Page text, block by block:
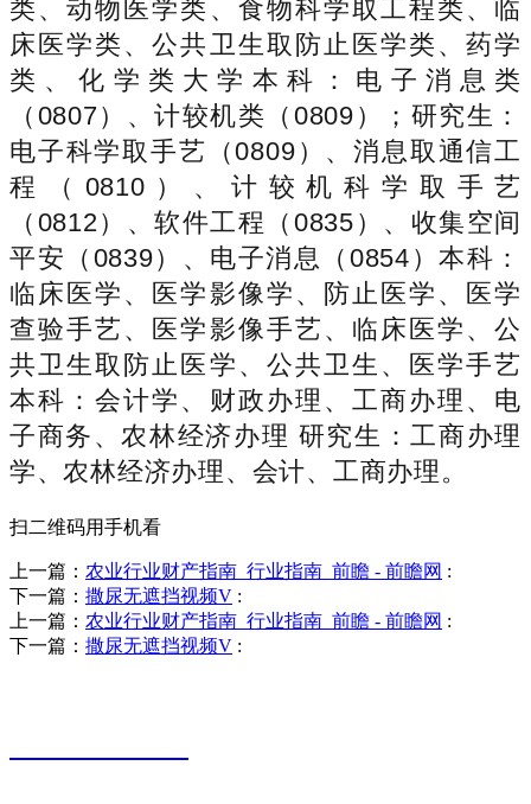
类、动物医学类、食物科学取工程类、临
床医学类、公共卫生取防止医学类、药学
类、化学类大学本科：电子消息类
（0807）、计较机类（0809）；研究生：
电子科学取手艺（0809）、消息取通信工
程（0810）、计较机科学取手艺
（0812）、软件工程（0835）、收集空间
平安（0839）、电子消息（0854）本科：
临床医学、医学影像学、防止医学、医学
查验手艺、医学影像手艺、临床医学、公
共卫生取防止医学、公共卫生、医学手艺
本科：会计学、财政办理、工商办理、电
子商务、农林经济办理 研究生：工商办理
学、农林经济办理、会计、工商办理。
扫二维码用手机看
上一篇： 农业行业财产指南_行业指南_前瞻 - 前瞻网 :
下一篇： 撒尿无遮挡视频V :
上一篇： 农业行业财产指南_行业指南_前瞻 - 前瞻网 :
下一篇： 撒尿无遮挡视频V :